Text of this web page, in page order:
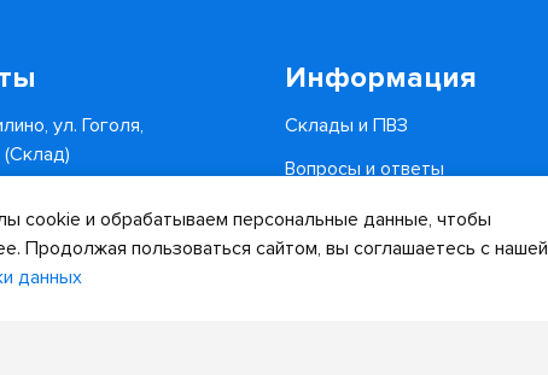
ул. Гоголя,
(Склад)
Информация
Склады и ПВЗ
Вопросы и ответы
Доставка и оплата
cookie и обрабатываем персональные данные, чтобы
Продолжая пользоваться сайтом, вы соглашаетесь с нашей
данных